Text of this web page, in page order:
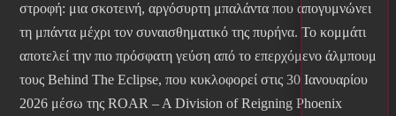
στροφή: μια σκοτεινή, αργόσυρτη μπαλάντα που απογυμνώνει
τη μπάντα μέχρι τον συναισθηματικό της πυρήνα. Το κομμάτι
αποτελεί την πιο πρόσφατη γεύση από το επερχόμενο άλμπουμ
τους Behind The Eclipse, που κυκλοφορεί στις 30 Ιανουαρίου
2026 μέσω της ROAR – A Division of Reigning Phoenix